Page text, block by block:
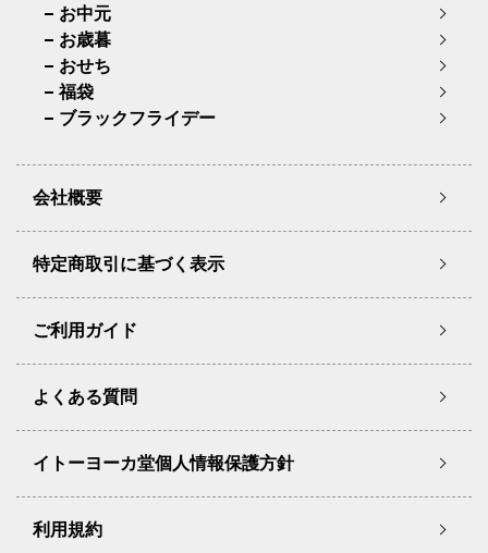
お中元
お歳暮
おせち
福袋
ブラックフライデー
会社概要
特定商取引に基づく表示
ご利用ガイド
よくある質問
イトーヨーカ堂個人情報保護方針
利用規約